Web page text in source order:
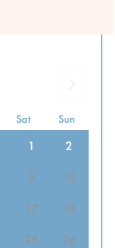
Sat Sun
1 2
9 10
17 18
25 26